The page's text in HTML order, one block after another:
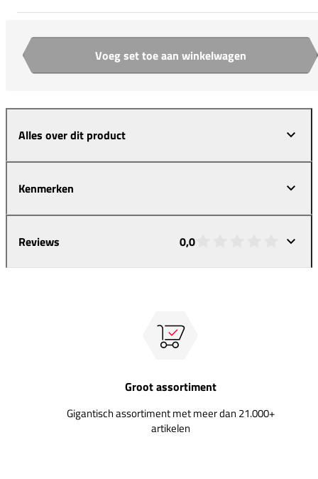
Aantal Voeg set toe aan winkelwagen
Alles over dit product
Kenmerken
Reviews 0,0
Groot assortiment
Gigantisch assortiment met meer dan 21.000+
artikelen